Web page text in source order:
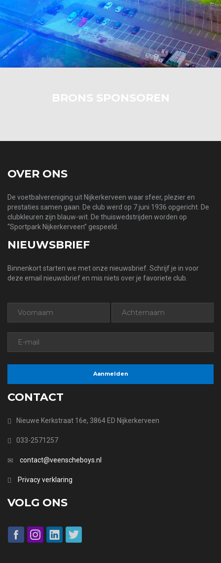
BRONS SPONSOREN
OVER ONS
De voetbalvereniging uit Nijkerkerveen waar sfeer, plezier en
prestaties samen gaan. De club werd op 7 juni 1936 opgericht. De
clubkleuren zijn blauw-wit. De thuiswedstrijden worden op
“Sportpark Nijkerkerveen” gespeeld.
NIEUWSBRIEF
Binnenkort starten we met onze nieuwsbrief. Schrijf je in voor
deze email nieuwsbrief en mis niets over je favoriete club.
CONTACT
Nieuwe Kerkstraat 16e, 3864 ED Nijkerkerveen
033-2571257
contact@veenscheboys.nl
Privacy verklaring
VOLG ONS